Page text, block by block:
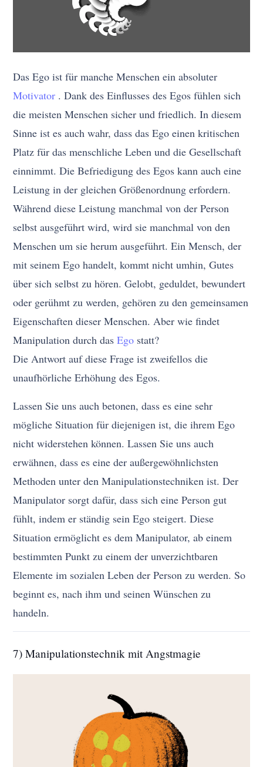
Das Ego ist für manche Menschen ein absoluter
Motivator . Dank des Einflusses des Egos fühlen sich
die meisten Menschen sicher und friedlich. In diesem
Sinne ist es auch wahr, dass das Ego einen kritischen
Platz für das menschliche Leben und die Gesellschaft
einnimmt. Die Befriedigung des Egos kann auch eine
Leistung in der gleichen Größenordnung erfordern.
Während diese Leistung manchmal von der Person
selbst ausgeführt wird, wird sie manchmal von den
Menschen um sie herum ausgeführt. Ein Mensch, der
mit seinem Ego handelt, kommt nicht umhin, Gutes
über sich selbst zu hören. Gelobt, geduldet, bewundert
oder gerühmt zu werden, gehören zu den gemeinsamen
Eigenschaften dieser Menschen. Aber wie findet
Manipulation durch dasEgo statt?
Die Antwort auf diese Frage ist zweifellos die
unaufhörliche Erhöhung des Egos.
Lassen Sie uns auch betonen, dass es eine sehr
mögliche Situation für diejenigen ist, die ihrem Ego
nicht widerstehen können. Lassen Sie uns auch
erwähnen, dass es eine der außergewöhnlichsten
Methoden unter den Manipulationstechniken ist. Der
Manipulator sorgt dafür, dass sich eine Person gut
fühlt, indem er ständig sein Ego steigert. Diese
Situation ermöglicht es dem Manipulator, ab einem
bestimmten Punkt zu einem der unverzichtbaren
Elemente im sozialen Leben der Person zu werden. So
beginnt es, nach ihm und seinen Wünschen zu
handeln.
7) Manipulationstechnik mit Angstmagie